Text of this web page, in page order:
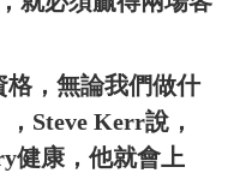
格，無論我們做什
Steve Kerr說，
健康，他就會上